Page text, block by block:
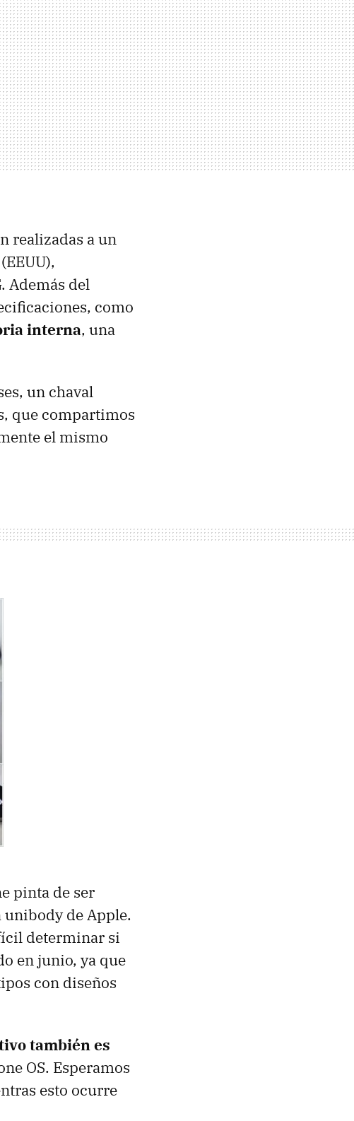
realizadas a un
EEUU),
Además del
como
interna, una
un chaval
que compartimos
el mismo
pinta de ser
unibody de Apple.
determinar si
en junio, ya que
con diseños
también es
OS. Esperamos
esto ocurre